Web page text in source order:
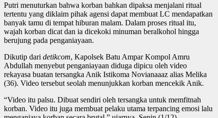
Putri menuturkan bahwa korban bahkan dipaksa menjalani ritual
tertentu yang diklaim pihak agensi dapat membuat LC mendapatkan
banyak tamu di tempat hiburan malam. Dalam proses ritual itu,
wajah korban dicat dan ia dicekoki minuman beralkohol hingga
berujung pada penganiayaan.
Dikutip dari detikcom, Kapolsek Batu Ampar Kompol Amru
Abdullah menyebut penganiayaan diduga dipicu oleh video
rekayasa buatan tersangka Anik Istikoma Novianaaaz alias Melika
(36). Video tersebut seolah menunjukkan korban mencekik Anik.
“Video itu palsu. Dibuat sendiri oleh tersangka untuk memfitnah
korban. Video itu juga membuat pelaku utama terpancing emosi lalu